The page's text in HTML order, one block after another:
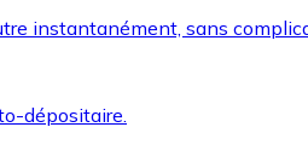
instantanément, sans
dépositaire.